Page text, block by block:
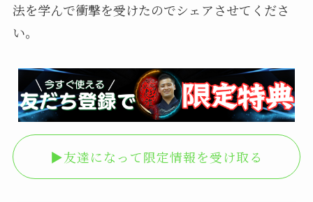
法を学んで衝撃を受けたのでシェアさせてくださ
い。
▶︎友達になって限定情報を受け取る